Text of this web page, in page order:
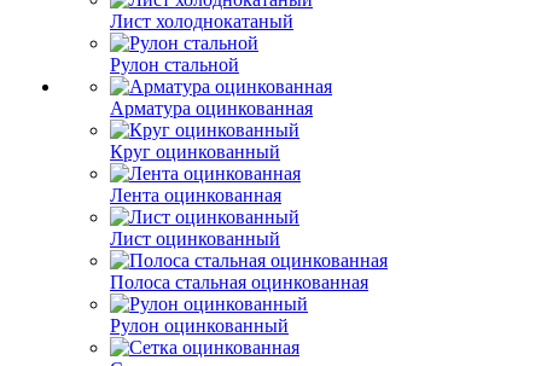
Лист холоднокатаный
Рулон стальной
Арматура оцинкованная
Круг оцинкованный
Лента оцинкованная
Лист оцинкованный
Полоса стальная оцинкованная
Рулон оцинкованный